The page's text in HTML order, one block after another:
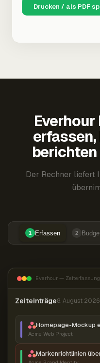
Drucken / als PDF
Der Rechner liefert
1 Erfassen 2
Everhour — Zeiterfassung
Zeiteinträge8. August 2026
Homepage-Mockup
Acme Web Project
Markenrichtlinien